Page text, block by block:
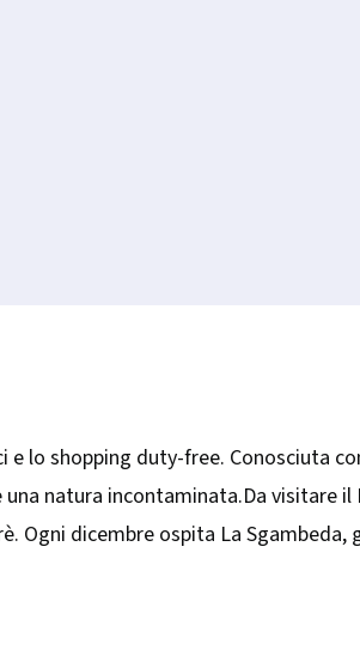
e lo shopping duty-free. Conosciuta
natura incontaminata.Da visitare il
Ogni dicembre ospita La